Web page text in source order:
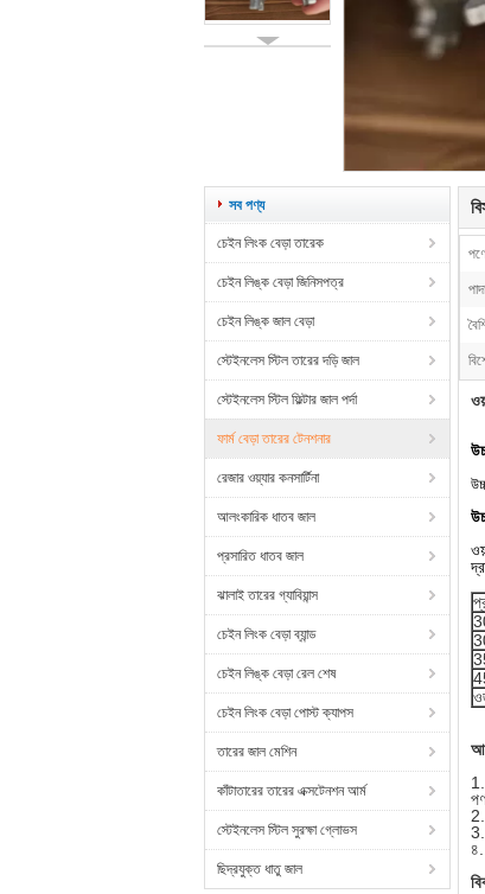
সব পণ্য
চেইন লিংক বেড়া তারেক
চেইন লিঙ্ক বেড়া জিনিসপত্র
চেইন লিঙ্ক জাল বেড়া
স্টেইনলেস স্টিল তারের দড়ি জাল
স্টেইনলেস স্টিল ফিল্টার জাল পর্দা
ফার্ম বেড়া তারের টেনশনার
রেজার ওয়্যার কনসার্টিনা
আলংকারিক ধাতব জাল
প্রসারিত ধাতব জাল
ঝালাই তারের গ্যাবিয়ান্স
চেইন লিংক বেড়া ব্যান্ড
চেইন লিঙ্ক বেড়া রেল শেষ
চেইন লিংক বেড়া পোস্ট ক্যাপস
তারের জাল মেশিন
কাঁটাতারের তারের এক্সটেনশন আর্ম
স্টেইনলেস স্টিল সুরক্ষা গ্লোভস
ছিদ্রযুক্ত ধাতু জাল
3.